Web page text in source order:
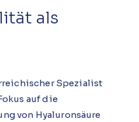
als
Spezialist
auf die
von Hyaluronsäure